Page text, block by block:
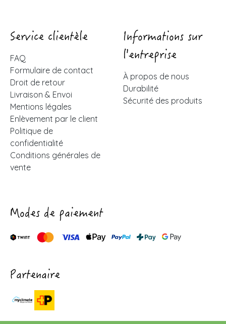
Service clientèle
FAQ
Formulaire de contact
Droit de retour
Livraison & Envoi
Mentions légales
Enlèvement par le client
Politique de
confidentialité
Conditions générales de
vente
Informations sur
l'entreprise
À propos de nous
Durabilité
Sécurité des produits
Modes de paiement
Partenaire